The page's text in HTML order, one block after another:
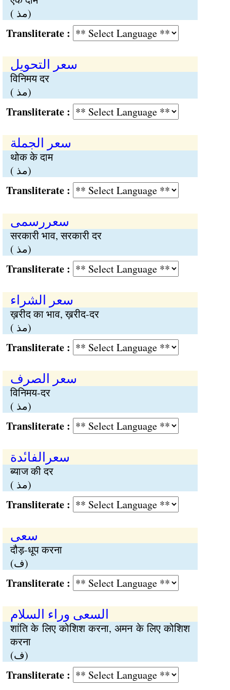
( مذ)
:
سعر التحویل
विनिमय दर
( مذ)
:
سعر الجملة
थोक के दाम
( مذ)
:
سعررسمی
सरकारी भाव, सरकारी दर
( مذ)
:
سعر الشراء
ख़रीद का भाव, ख़रीद-दर
( مذ)
:
سعر الصرف
विनिमय-दर
( مذ)
:
سعرالفاٮٔدة
ब्याज की दर
( مذ)
:
سعی
दौड़-धूप करना
(ف)
:
السعی وراء السلام
शांति के लिए कोशिश करना, अमन के लिए कोशिश
करना
(ف)
: